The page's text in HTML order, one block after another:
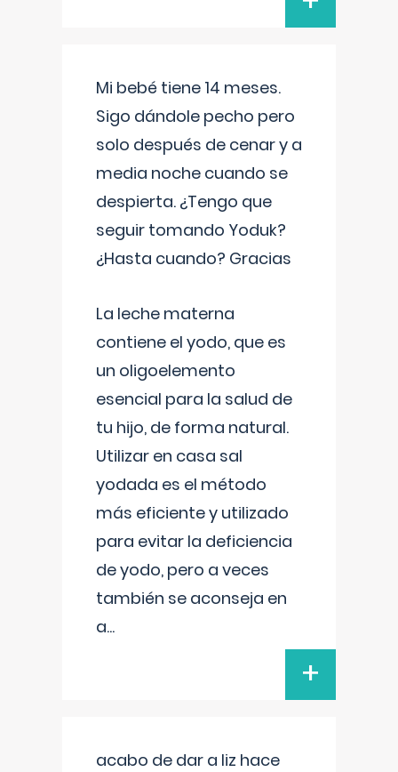
Mi bebé tiene 14 meses.
Sigo dándole pecho pero
solo después de cenar y a
media noche cuando se
despierta. ¿Tengo que
seguir tomando Yoduk?
¿Hasta cuando? Gracias
La leche materna
contiene el yodo, que es
un oligoelemento
esencial para la salud de
tu hijo, de forma natural.
Utilizar en casa sal
yodada es el método
más eficiente y utilizado
para evitar la deficiencia
de yodo, pero a veces
también se aconseja en
a...
+
acabo de dar a liz hace